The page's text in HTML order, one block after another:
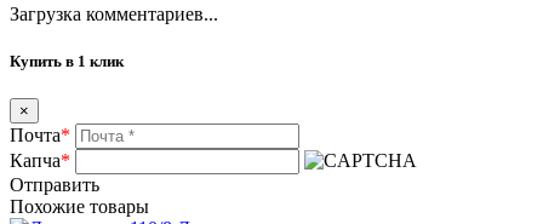
Загрузка комментариев...
Купить в 1 клик
×
Почта*
Капча*
Отправить
Похожие товары